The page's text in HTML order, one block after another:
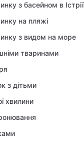
з басейном в Істрії
на пляжі
з видом на море
тваринами
з дітьми
хвилини